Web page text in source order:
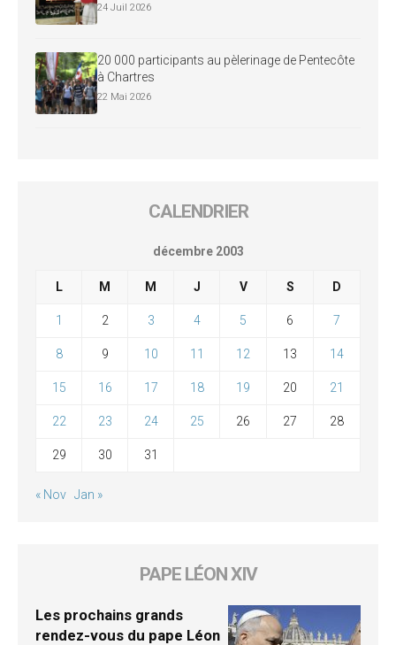
24 Juil 2026
20 000 participants au pèlerinage de Pentecôte
à Chartres
22 Mai 2026
CALENDRIER
décembre 2003
L M M J V S D
1 2 3 4 5 6 7
8 9 10 11 12 13 14
15 16 17 18 19 20 21
22 23 24 25 26 27 28
29 30 31
« Nov Jan »
PAPE LÉON XIV
Les prochains grands
rendez-vous du pape Léon